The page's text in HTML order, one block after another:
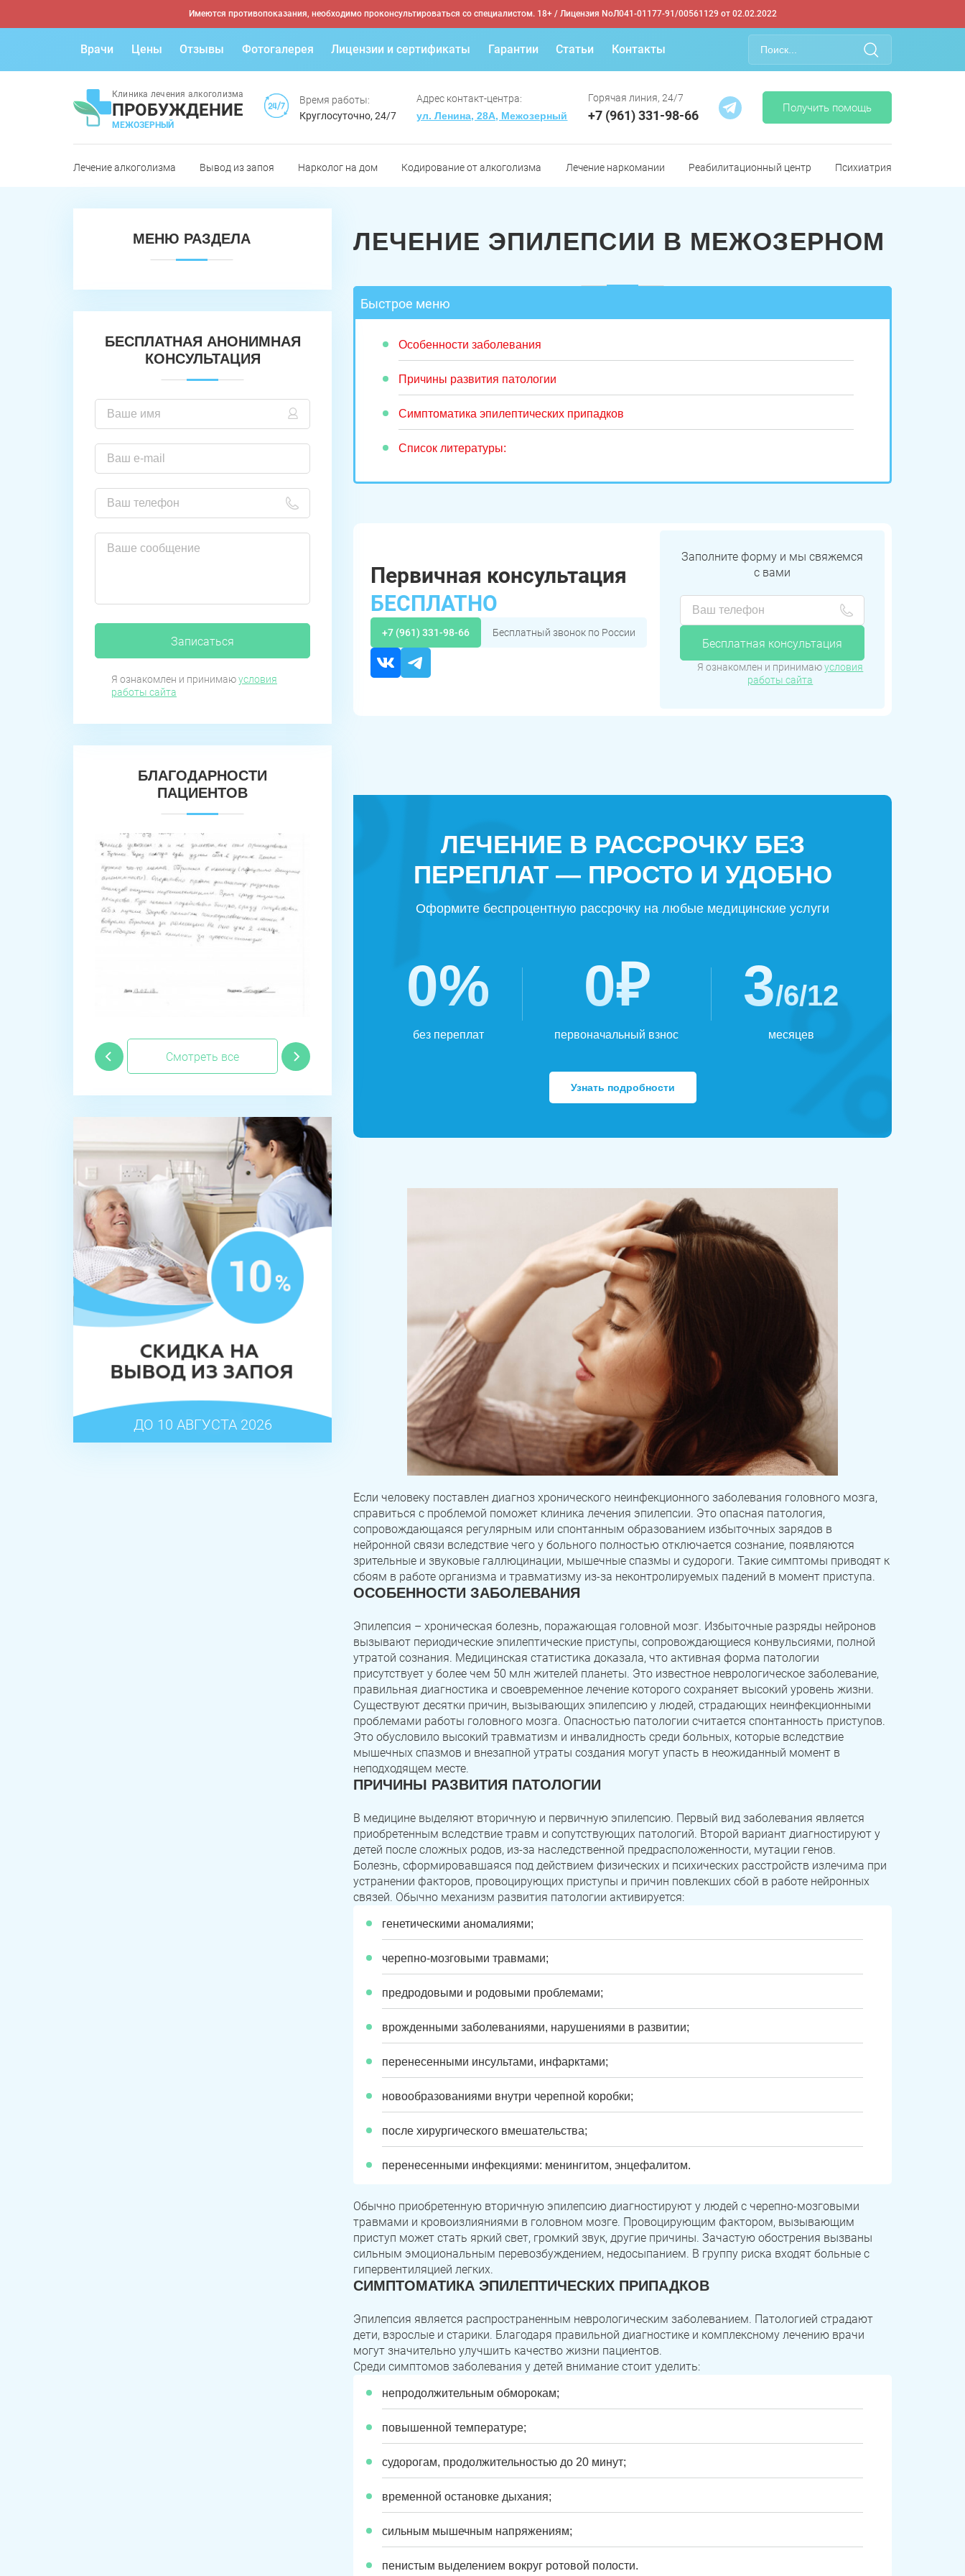
Имеются противопоказания, необходимо проконсультироваться со специалистом. 18+ / Лицензия NoЛ041-01177-91/00561129 от 02.02.2022
Врачи Цены Отзывы Фотогалерея Лицензии и сертификаты Гарантии Статьи Контакты
Клиника лечения алкоголизма
ПРОБУЖДЕНИЕ
МЕЖОЗЕРНЫЙ
Время работы:
Круглосуточно, 24/7
Адрес контакт-центра:
ул. Ленина, 28А, Межозерный
Горячая линия, 24/7
+7 (961) 331-98-66 Получить помощь
Лечение алкоголизма Вывод из запоя Нарколог на дом Кодирование от алкоголизма Лечение наркомании Реабилитационный центр Психиатрия
ЛЕЧЕНИЕ ЭПИЛЕПСИИ В МЕЖОЗЕРНОМ
Быстрое меню
Особенности заболевания
Причины развития патологии
Симптоматика эпилептических припадков
Список литературы:
Первичная консультация
БЕСПЛАТНО
+7 (961) 331-98-66 Бесплатный звонок по России
Заполните форму и мы свяжемся
с вами
Бесплатная консультация
Я ознакомлен и принимаюусловия
работы сайта
ЛЕЧЕНИЕ В РАССРОЧКУ БЕЗ
ПЕРЕПЛАТ — ПРОСТО И УДОБНО
Оформите беспроцентную рассрочку на любые медицинские услуги
0%
без переплат
0₽
первоначальный взнос
3/6/12
месяцев
Узнать подробности
Если человеку поставлен диагноз хронического неинфекционного заболевания головного мозга,
справиться с проблемой поможет клиника лечения эпилепсии. Это опасная патология,
сопровождающаяся регулярным или спонтанным образованием избыточных зарядов в
нейронной связи вследствие чего у больного полностью отключается сознание, появляются
зрительные и звуковые галлюцинации, мышечные спазмы и судороги. Такие симптомы приводят к
сбоям в работе организма и травматизму из-за неконтролируемых падений в момент приступа.
ОСОБЕННОСТИ ЗАБОЛЕВАНИЯ
Эпилепсия – хроническая болезнь, поражающая головной мозг. Избыточные разряды нейронов
вызывают периодические эпилептические приступы, сопровождающиеся конвульсиями, полной
утратой сознания. Медицинская статистика доказала, что активная форма патологии
присутствует у более чем 50 млн жителей планеты. Это известное неврологическое заболевание,
правильная диагностика и своевременное лечение которого сохраняет высокий уровень жизни.
Существуют десятки причин, вызывающих эпилепсию у людей, страдающих неинфекционными
проблемами работы головного мозга. Опасностью патологии считается спонтанность приступов.
Это обусловило высокий травматизм и инвалидность среди больных, которые вследствие
мышечных спазмов и внезапной утраты создания могут упасть в неожиданный момент в
неподходящем месте.
ПРИЧИНЫ РАЗВИТИЯ ПАТОЛОГИИ
В медицине выделяют вторичную и первичную эпилепсию. Первый вид заболевания является
приобретенным вследствие травм и сопутствующих патологий. Второй вариант диагностируют у
детей после сложных родов, из-за наследственной предрасположенности, мутации генов.
Болезнь, сформировавшаяся под действием физических и психических расстройств излечима при
устранении факторов, провоцирующих приступы и причин повлекших сбой в работе нейронных
связей. Обычно механизм развития патологии активируется:
генетическими аномалиями;
черепно-мозговыми травмами;
предродовыми и родовыми проблемами;
врожденными заболеваниями, нарушениями в развитии;
перенесенными инсультами, инфарктами;
новообразованиями внутри черепной коробки;
после хирургического вмешательства;
перенесенными инфекциями: менингитом, энцефалитом.
Обычно приобретенную вторичную эпилепсию диагностируют у людей с черепно-мозговыми
травмами и кровоизлияниями в головном мозге. Провоцирующим фактором, вызывающим
приступ может стать яркий свет, громкий звук, другие причины. Зачастую обострения вызваны
сильным эмоциональным перевозбуждением, недосыпанием. В группу риска входят больные с
гипервентиляцией легких.
СИМПТОМАТИКА ЭПИЛЕПТИЧЕСКИХ ПРИПАДКОВ
Эпилепсия является распространенным неврологическим заболеванием. Патологией страдают
дети, взрослые и старики. Благодаря правильной диагностике и комплексному лечению врачи
могут значительно улучшить качество жизни пациентов.
Среди симптомов заболевания у детей внимание стоит уделить:
непродолжительным обморокам;
повышенной температуре;
судорогам, продолжительностью до 20 минут;
временной остановке дыхания;
сильным мышечным напряжениям;
пенистым выделением вокруг ротовой полости.
МЕНЮ РАЗДЕЛА
БЕСПЛАТНАЯ АНОНИМНАЯ
КОНСУЛЬТАЦИЯ
Записаться
Я ознакомлен и принимаюусловия
работы сайта
БЛАГОДАРНОСТИ
ПАЦИЕНТОВ
Смотреть все
ДО 10 АВГУСТА 2026
ПОЛУЧИТЬ ПОМОЩЬ
Записаться
Я ознакомлен и принимаюусловия работы сайта
ЗАДАТЬ ВОПРОС
Задать вопрос
Я ознакомлен и принимаюусловия работы сайта
ПОЛУЧИТЬ ПОМОЩЬ
Записаться
Я ознакомлен и принимаюусловия работы сайта
ПОЛУЧИТЬ ПОМОЩЬ
Записаться
Я ознакомлен и принимаюусловия работы сайта
Красногорский Нязепетровск
Первомайский Карабаш Юрюзань
Верхнеуральск Локомотивный Миньяр
Пласт Бакал
Усть-Катав Верхний Уфалей Еманжелинск
Карталы Аша Трехгорный
Коркино Кыштым Южноуральск
Сатка Чебаркуль
Миасс Златоуст Магнитогорск